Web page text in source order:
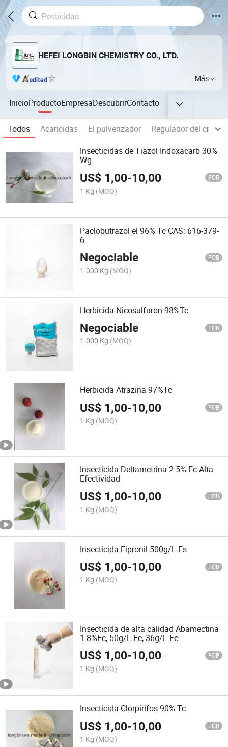
HEFEI LONGBIN CHEMISTRY CO., LTD.
Más
InicioProductoEmpresaDescubrirContacto
Todos Acaricidas El pulverizador
Regulador del
Insecticidas de Tiazol Indoxacarb 30%
Wg
US$ 1,00-10,00 FOB
1 Kg (MOQ)
Paclobutrazol el 96% Tc CAS: 616-379-
6
Negociable FOB
1.000 Kg (MOQ)
Herbicida Nicosulfuron 98%Tc
Negociable FOB
1.000 Kg (MOQ)
Herbicida Atrazina 97%Tc
US$ 1,00-10,00 FOB
1 Kg (MOQ)
Insecticida Deltametrina 2.5% Ec Alta
Efectividad
US$ 1,00-10,00 FOB
1 Kg (MOQ)
Insecticida Fipronil 500g/L Fs
US$ 1,00-10,00 FOB
1 Kg (MOQ)
Insecticida de alta calidad Abamectina
1.8%Ec, 50g/L Ec, 36g/L Ec
US$ 1,00-10,00 FOB
1 Kg (MOQ)
Insecticida Clorpirifos 90% Tc
US$ 1,00-10,00 FOB
1 Kg (MOQ)